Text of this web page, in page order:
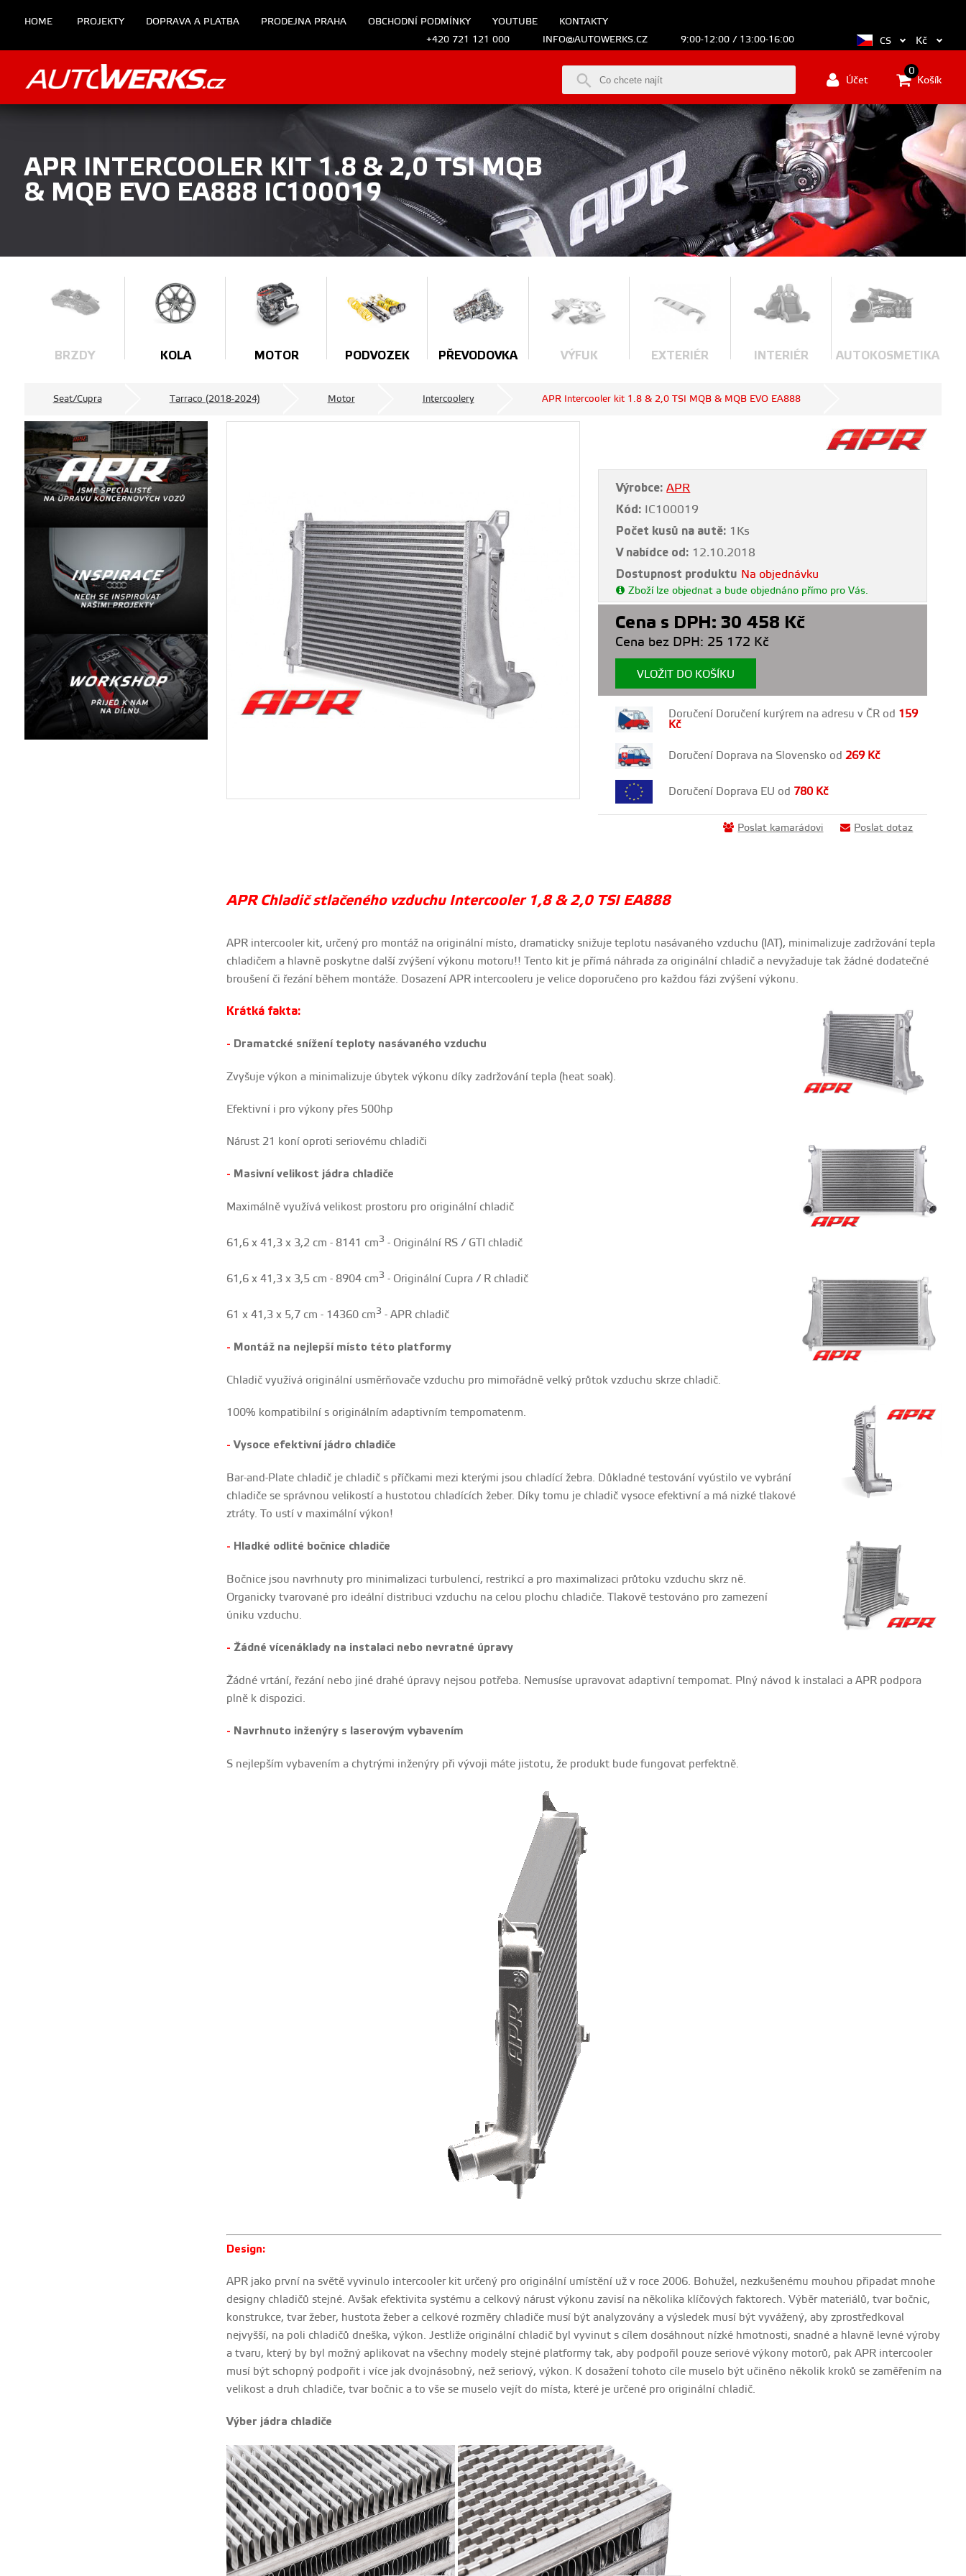
HOME PROJEKTY DOPRAVA A PLATBA PRODEJNA PRAHA OBCHODNÍ PODMÍNKY YOUTUBE
KONTAKTY
+420 721 121 000
INFO@AUTOWERKS.CZ 9:00-12:00 / 13:00-16:00 CS Kč
Účet Košík
0
APR INTERCOOLER KIT 1.8 & 2,0 TSI MQB
& MQB EVO EA888 IC100019
BRZDY KOLA MOTOR PODVOZEK PŘEVODOVKA VÝFUK EXTERIÉR INTERIÉR AUTOKOSMETIKA
Seat/Cupra Tarraco (2018-2024) Motor Intercoolery APR Intercooler kit 1.8 & 2,0 TSI MQB & MQB EVO EA888
Výrobce: APR
Kód: IC100019
Počet kusů na autě: 1Ks
V nabídce od: 12.10.2018
Dostupnost produktu Na objednávku
Zboží lze objednat a bude objednáno přímo pro Vás.
Cena s DPH: 30 458 Kč
Cena bez DPH: 25 172 Kč
VLOŽIT DO KOŠÍKU
Doručení Doručení kurýrem na adresu v ČR od 159
Kč
Doručení Doprava na Slovensko od269 Kč
Doručení Doprava EU od 780 Kč
Poslat kamarádovi Poslat dotaz
APR Chladič stlačeného vzduchu Intercooler 1,8 & 2,0 TSI EA888
APR intercooler kit, určený pro montáž na originální místo, dramaticky snižuje teplotu nasávaného vzduchu (IAT), minimalizuje zadržování tepla
chladičem a hlavně poskytne další zvýšení výkonu motoru!! Tento kit je přímá náhrada za originální chladič a nevyžaduje tak žádné dodatečné
broušení či řezání během montáže. Dosazení APR intercooleru je velice doporučeno pro každou fázi zvýšení výkonu.
Krátká fakta:
- Dramatcké snížení teploty nasávaného vzduchu
Zvyšuje výkon a minimalizuje úbytek výkonu díky zadržování tepla (heat soak).
Efektivní i pro výkony přes 500hp
Nárust 21 koní oproti seriovému chladiči
- Masivní velikost jádra chladiče
Maximálně využívá velikost prostoru pro originální chladič
61,6 x 41,3 x 3,2 cm - 8141 cm3 - Originální RS / GTI chladič
61,6 x 41,3 x 3,5 cm - 8904 cm3 - Originální Cupra / R chladič
61 x 41,3 x 5,7 cm - 14360 cm3 - APR chladič
- Montáž na nejlepší místo této platformy
Chladič využívá originální usměrňovače vzduchu pro mimořádně velký průtok vzduchu skrze chladič.
100% kompatibilní s originálním adaptivním tempomatenm.
-Vysoce efektivní jádro chladiče
Bar-and-Plate chladič je chladič s příčkami mezi kterými jsou chladící žebra. Důkladné testování vyústilo ve vybrání
chladiče se správnou velikostí a hustotou chladících žeber. Díky tomu je chladič vysoce efektivní a má nizké tlakové
ztráty. To ustí v maximální výkon!
- Hladké odlité bočnice chladiče
Bočnice jsou navrhnuty pro minimalizaci turbulencí, restrikcí a pro maximalizaci průtoku vzduchu skrz ně.
Organicky tvarované pro ideální distribuci vzduchu na celou plochu chladiče. Tlakově testováno pro zamezení
úniku vzduchu.
- Žádné vícenáklady na instalaci nebo nevratné úpravy
Žádné vrtání, řezání nebo jiné drahé úpravy nejsou potřeba. Nemusíse upravovat adaptivní tempomat. Plný návod k instalaci a APR podpora
plně k dispozici.
- Navrhnuto inženýry s laserovým vybavením
S nejlepším vybavením a chytrými inženýry při vývoji máte jistotu, že produkt bude fungovat perfektně.
Design:
APR jako první na světě vyvinulo intercooler kit určený pro originální umístění už v roce 2006. Bohužel, nezkušenému mouhou připadat mnohe
designy chladičů stejné. Avšak efektivita systému a celkový nárust výkonu zavisí na několika klíčových faktorech. Výběr materiálů, tvar bočnic,
konstrukce, tvar žeber, hustota žeber a celkové rozměry chladiče musí být analyzovány a výsledek musí být vyvážený, aby zprostředkoval
nejvyšší, na poli chladičů dneška, výkon. Jestliže originální chladič byl vyvinut s cílem dosáhnout nízké hmotnosti, snadné a hlavně levné výroby
a tvaru, který by byl možný aplikovat na všechny modely stejné platformy tak, aby podpořil pouze seriové výkony motorů, pak APR intercooler
musí být schopný podpořit i více jak dvojnásobný, než seriový, výkon. K dosažení tohoto cíle muselo být učiněno několik kroků se zaměřením na
velikost a druh chladiče, tvar bočnic a to vše se muselo vejít do místa, které je určené pro originální chladič.
Výber jádra chladiče